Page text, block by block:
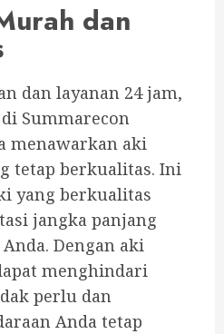
dan
dan layanan 24 jam,
Summarecon
menawarkan aki
tetap berkualitas. Ini
yang berkualitas
jangka panjang
Dengan aki
menghindari
perlu dan
Anda tetap